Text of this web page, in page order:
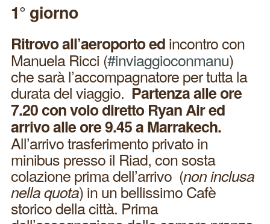
1° giorno
Ritrovo all’aeroporto edincontro con
Manuela Ricci (#inviaggioconmanu)
che sarà l’accompagnatore per tutta la
durata del viaggio. Partenza alle ore
7.20 con volo diretto Ryan Air ed
arrivo alle ore 9.45 a Marrakech.
All’arrivo trasferimento privato in
minibus presso il Riad, con sosta
colazione prima dell’arrivo (non inclusa
nella quota) in un bellissimo Cafè
storico della città. Prima